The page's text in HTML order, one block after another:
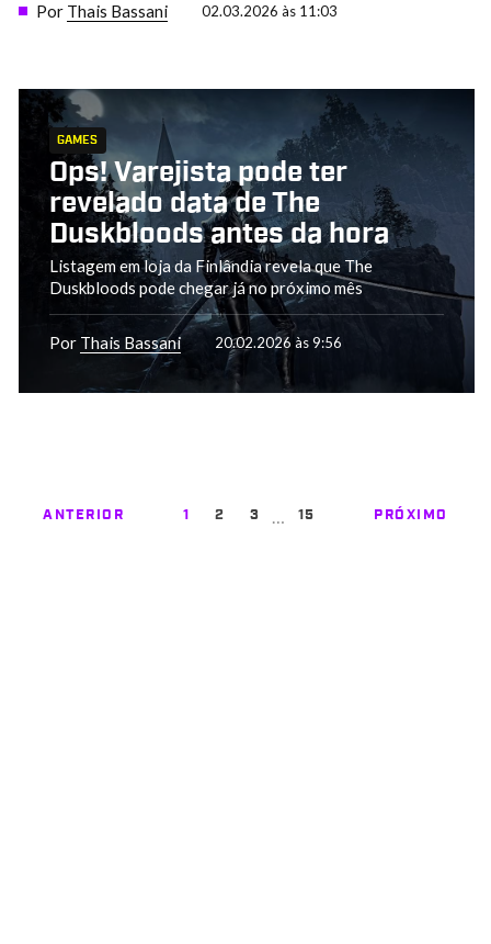
Por Thais Bassani 02.03.2026 às 11:03
GAMES
Ops! Varejista pode ter
revelado data de The
Duskbloods antes da hora
Listagem em loja da Finlândia revela que The
Duskbloods pode chegar já no próximo mês
Por Thais Bassani 20.02.2026 às 9:56
ANTERIOR 1 2 3 … 15 PRÓXIMO